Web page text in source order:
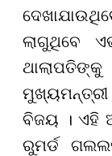
ଲାଗୁଥିବେ
ବିଜୟ । ଏହି
ରୁମର୍ଡ